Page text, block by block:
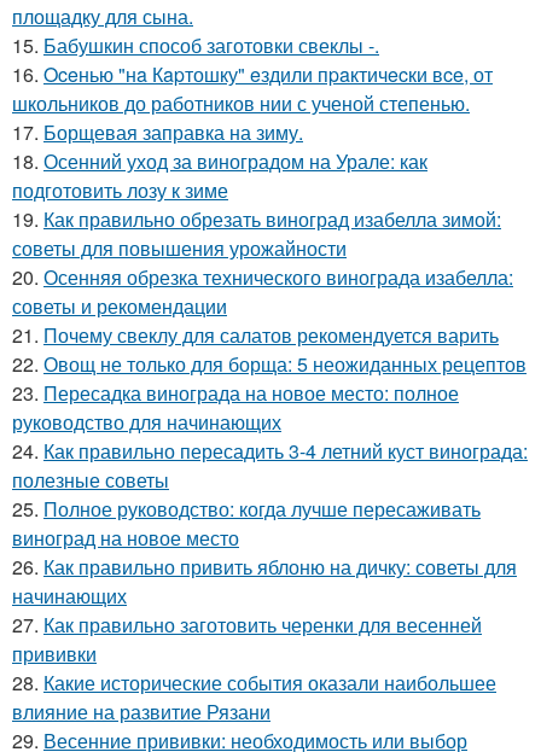
площадку для сына.
15. Бабушкин способ заготовки свеклы -.
16. Oceнью "нa Кapтошку" eздили пpaктичecки вce, от
школьников до работников нии с ученой степенью.
17. Борщевая заправка на зиму.
18. Осенний уход за виноградом на Урале: как
подготовить лозу к зиме
19. Как правильно обрезать виноград изабелла зимой:
советы для повышения урожайности
20. Осенняя обрезка технического винограда изабелла:
советы и рекомендации
21. Почему свеклу для салатов рекомендуется варить
22. Овощ не только для борща: 5 неожиданных рецептов
23. Пересадка винограда на новое место: полное
руководство для начинающих
24. Как правильно пересадить 3-4 летний куст винограда:
полезные советы
25. Полное руководство: когда лучше пересаживать
виноград на новое место
26. Как правильно привить яблоню на дичку: советы для
начинающих
27. Как правильно заготовить черенки для весенней
прививки
28. Какие исторические события оказали наибольшее
влияние на развитие Рязани
29. Весенние прививки: необходимость или выбор